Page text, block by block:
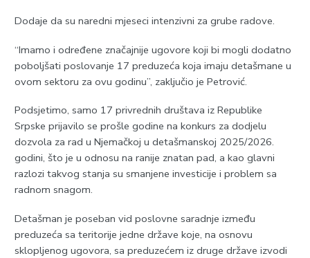
Dodaje da su naredni mjeseci intenzivni za grube radove.
“Imamo i određene značajnije ugovore koji bi mogli dodatno
poboljšati poslovanje 17 preduzeća koja imaju detašmane u
ovom sektoru za ovu godinu”, zaključio je Petrović.
Podsjetimo, samo 17 privrednih društava iz Republike
Srpske prijavilo se prošle godine na konkurs za dodjelu
dozvola za rad u Njemačkoj u detašmanskoj 2025/2026.
godini, što je u odnosu na ranije znatan pad, a kao glavni
razlozi takvog stanja su smanjene investicije i problem sa
radnom snagom.
Detašman je poseban vid poslovne saradnje između
preduzeća sa teritorije jedne države koje, na osnovu
sklopljenog ugovora, sa preduzećem iz druge države izvodi